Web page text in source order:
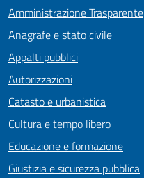
Amministrazione Trasparente
Anagrafe e stato civile
Appalti pubblici
Autorizzazioni
Catasto e urbanistica
Cultura e tempo libero
Educazione e formazione
Giustizia e sicurezza pubblica